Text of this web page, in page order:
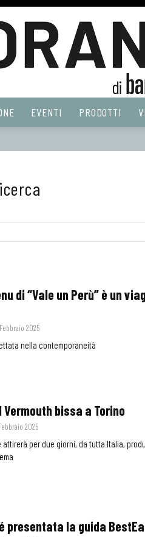
EVENTI PRODOTTI
di “Vale un Perù” è un
2025
nella contemporaneità
Vermouth bissa a Torino
2025
attirerà per due giorni, da tutta Italia,
presentata la guida